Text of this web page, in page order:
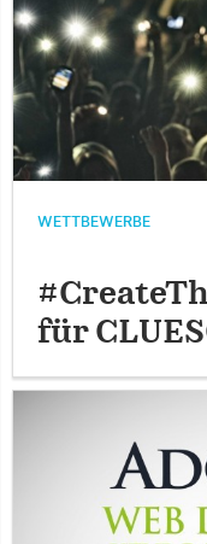
WETTBEWERBE
für